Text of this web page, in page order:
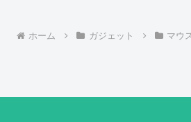
ホーム ガジェット マウ